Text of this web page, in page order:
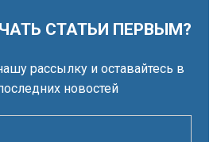
СТАТЬИ ПЕРВЫМ?
рассылку и оставайтесь в
новостей